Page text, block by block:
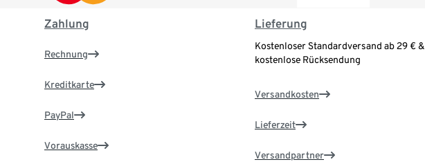
Zahlung
Rechnung
Kreditkarte
PayPal
Vorauskasse
Lieferung
Kostenloser Standardversand ab 29 € &
kostenlose Rücksendung
Versandkosten
Lieferzeit
Versandpartner